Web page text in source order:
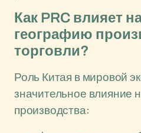
Как PRC влияет
географию
торговли?
Роль Китая в мировой
значительное влияние
производства: